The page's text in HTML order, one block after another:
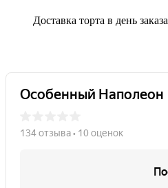
Доставка торта в день заказа